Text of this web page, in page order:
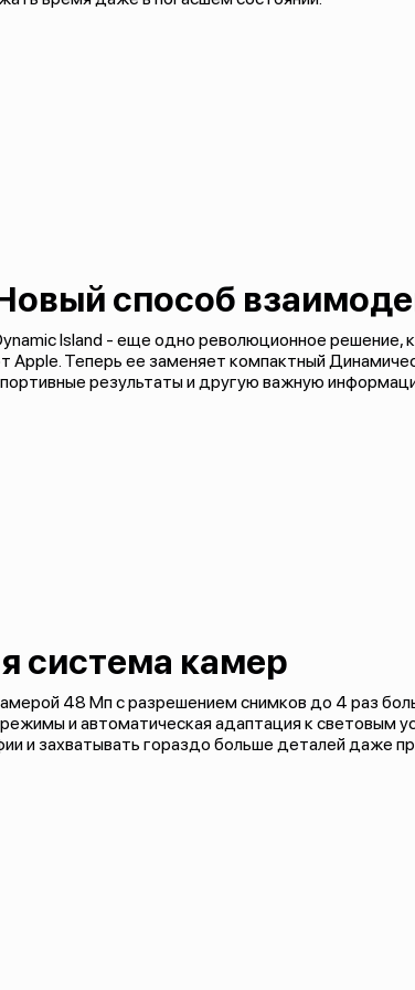
способ
Island - еще одно революционное решение,
Apple. Теперь ее заменяет компактный
результаты и другую важную
система камер
48 Мп с разрешением снимков до 4 раз
и автоматическая адаптация к световым
и захватывать гораздо больше деталей даже